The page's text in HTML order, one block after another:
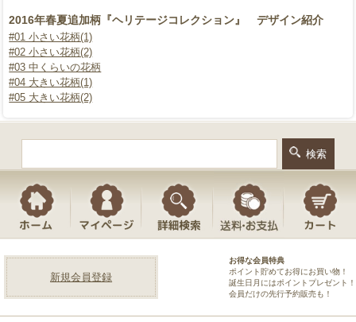
2016年春夏追加柄『ヘリテージコレクション』 デザイン紹介
#01 小さい花柄(1)
#02 小さい花柄(2)
#03 中くらいの花柄
#04 大きい花柄(1)
#05 大きい花柄(2)
新規会員登録
お得な会員特典
ポイント貯めてお得にお買い物！
誕生日月にはポイントプレゼント！
会員だけの先行予約販売も！